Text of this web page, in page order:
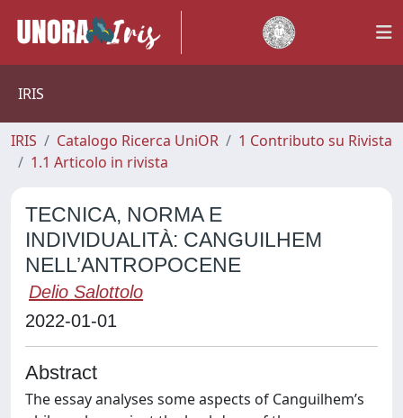
IRIS
IRIS Catalogo Ricerca UniOR
1 Contributo su Rivista
1.1 Articolo in rivista
TECNICA, NORMA E
INDIVIDUALITÀ: CANGUILHEM
NELL’ANTROPOCENE
Delio Salottolo
2022-01-01
Abstract
The essay analyses some aspects of Canguilhem’s